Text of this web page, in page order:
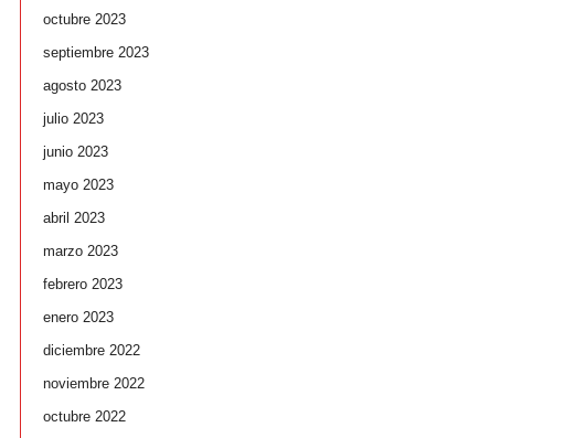
octubre 2023
septiembre 2023
agosto 2023
julio 2023
junio 2023
mayo 2023
abril 2023
marzo 2023
febrero 2023
enero 2023
diciembre 2022
noviembre 2022
octubre 2022